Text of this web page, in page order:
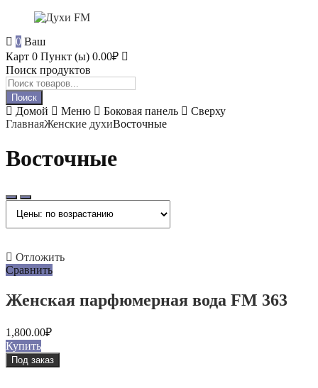
0 Ваш
Карт 0 Пункт (ы) 0.00₽
Поиск продуктов
Поиск
Домой Меню Боковая панель
Сверху
ГлавнаяЖенские духиВосточные
Восточные
Отложить
Сравнить
Женская парфюмерная вода FM 363
1,800.00₽
Купить
Под заказ